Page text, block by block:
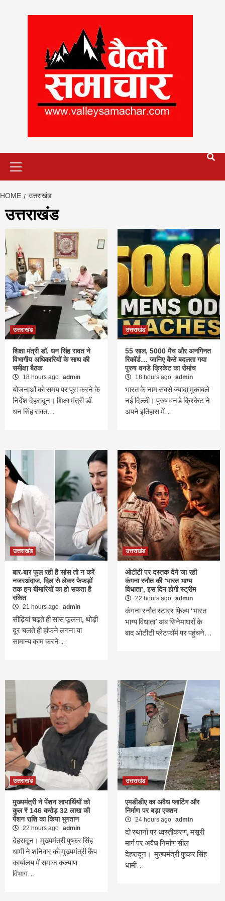
HOME उत्तराखंड
उत्तराखंड
उत्तराखंड
शिक्षा मंत्री डॉ. धन सिंह रावत ने
विभागीय अधिकारियों के साथ की
समीक्षा बैठक
18 hours ago admin
योजनाओं को समय पर पूरा करने के
निर्देश देहरादून। शिक्षा मंत्री डॉ.
धन सिंह रावत…
उत्तराखंड
55 साल, 5000 मैच और अनगिनत
रिकॉर्ड… जानिए कैसे बदलता गया
पुरुष वनडे क्रिकेट का रोमांच
18 hours ago admin
भारत के नाम सबसे ज्यादा मुकाबले
नई दिल्ली। पुरुष वनडे क्रिकेट ने
अपने इतिहास में…
उत्तराखंड
बार-बार फूल रही है सांस तो न करें
नजरअंदाज, दिल से लेकर फेफड़ों
तक इन बीमारियों का हो सकता है
संकेत
21 hours ago admin
सीढ़ियां चढ़ते ही सांस फूलना, थोड़ी
दूर चलते ही हांफने लगना या
सामान्य काम करने…
उत्तराखंड
ओटीटी पर दस्तक देने जा रही
कंगना रनौत की ‘भारत भाग्य
विधाता’, इस दिन होगी स्ट्रीम
22 hours ago admin
कंगना रनौत स्टारर फिल्म ‘भारत
भाग्य विधाता’ अब सिनेमाघरों के
बाद ओटीटी प्लेटफॉर्म पर पहुंचने…
उत्तराखंड
मुख्यमंत्री ने पेंशन लाभार्थियों को
कुल ₹ 146 करोड़ 32 लाख की
पेंशन राशि का किया भुगतान
22 hours ago admin
देहरादून। मुख्यमंत्री पुष्कर सिंह
धामी ने शनिवार को मुख्यमंत्री कैंप
कार्यालय में समाज कल्याण
विभाग…
उत्तराखंड
एमडीडीए का अवैध प्लाटिंग और
निर्माण पर बड़ा एक्शन
24 hours ago admin
दो स्थानों पर ध्वस्तीकरण, मसूरी
मार्ग पर अवैध निर्माण सील
देहरादून। मुख्यमंत्री पुष्कर सिंह
धामी…